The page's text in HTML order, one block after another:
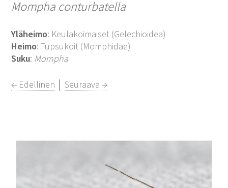
Mompha conturbatella
Yläheimo: Keulakoimaiset (Gelechioidea)
Heimo: Tupsukoit (Momphidae)
Suku: Mompha
← Edellinen │Seuraava →